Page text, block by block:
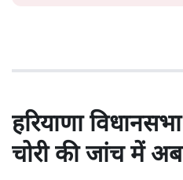
हरियाणा
चोरी की जांच में